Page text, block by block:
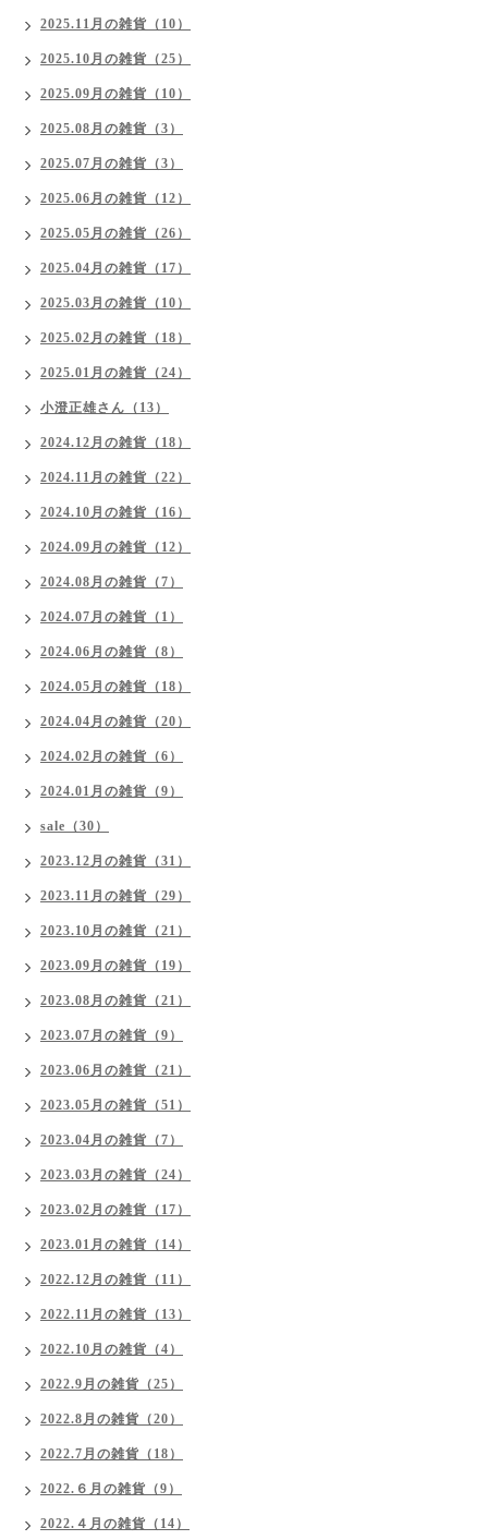
2025.11月の雑貨（10）
2025.10月の雑貨（25）
2025.09月の雑貨（10）
2025.08月の雑貨（3）
2025.07月の雑貨（3）
2025.06月の雑貨（12）
2025.05月の雑貨（26）
2025.04月の雑貨（17）
2025.03月の雑貨（10）
2025.02月の雑貨（18）
2025.01月の雑貨（24）
小澄正雄さん（13）
2024.12月の雑貨（18）
2024.11月の雑貨（22）
2024.10月の雑貨（16）
2024.09月の雑貨（12）
2024.08月の雑貨（7）
2024.07月の雑貨（1）
2024.06月の雑貨（8）
2024.05月の雑貨（18）
2024.04月の雑貨（20）
2024.02月の雑貨（6）
2024.01月の雑貨（9）
sale（30）
2023.12月の雑貨（31）
2023.11月の雑貨（29）
2023.10月の雑貨（21）
2023.09月の雑貨（19）
2023.08月の雑貨（21）
2023.07月の雑貨（9）
2023.06月の雑貨（21）
2023.05月の雑貨（51）
2023.04月の雑貨（7）
2023.03月の雑貨（24）
2023.02月の雑貨（17）
2023.01月の雑貨（14）
2022.12月の雑貨（11）
2022.11月の雑貨（13）
2022.10月の雑貨（4）
2022.9月の雑貨（25）
2022.8月の雑貨（20）
2022.7月の雑貨（18）
2022.６月の雑貨（9）
2022.４月の雑貨（14）